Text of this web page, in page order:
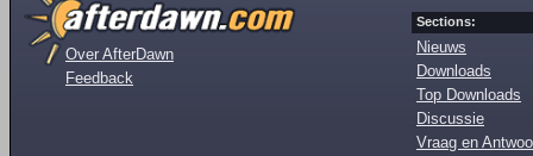
Over AfterDawn
Feedback
Sections:
Nieuws
Downloads
Top Downloads
Discussie
Vraag en